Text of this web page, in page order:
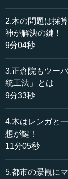
≪全文≫
●木造の魅力
ですが、一歩先
ん。では、どん
考え始めると、
す。
都市の中で、建
おうという動き
センターもそう
業施設です。
2.木の問題は採
神が解決の鍵！
9分04秒
3.正倉院もツー
統工法」とは
9分33秒
4.木はレンガと
想が鍵！
11分05秒
5.都市の景観に